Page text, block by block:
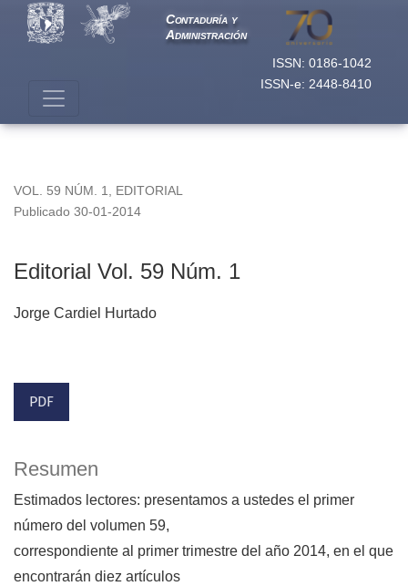
ISSN: 0186-1042
ISSN-e: 2448-8410
Contaduría y
Administración
VOL. 59 NÚM. 1 EDITORIAL
Editorial Vol. 59 Núm. 1
Publicado 30-01-2014
Jorge Cardiel Hurtado
PDF
Resumen
Estimados lectores: presentamos a ustedes el primer
número del volumen 59,
correspondiente al primer trimestre del año 2014, en el que
encontrarán diez artículos